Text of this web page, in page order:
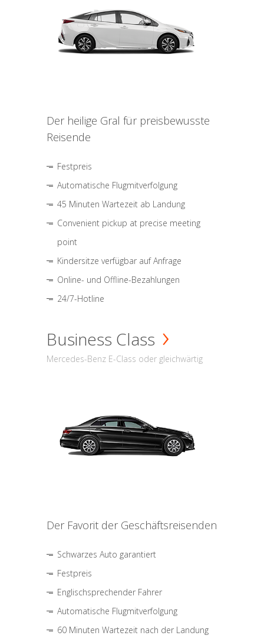
Der heilige Gral für preisbewusste
Reisende
Festpreis
Automatische Flugmitverfolgung
45 Minuten Wartezeit ab Landung
Convenient pickup at precise meeting
point
Kindersitze verfügbar auf Anfrage
Online- und Offline-Bezahlungen
24/7-Hotline
Business Class
Mercedes-Benz E-Class oder gleichwärtig
Der Favorit der Geschäftsreisenden
Schwarzes Auto garantiert
Festpreis
Englischsprechender Fahrer
Automatische Flugmitverfolgung
60 Minuten Wartezeit nach der Landung